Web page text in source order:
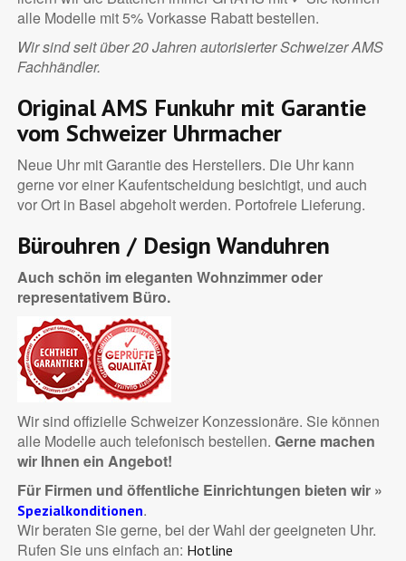
alle Modelle mit 5% Vorkasse Rabatt bestellen.
Wir sind seit über 20 Jahren autorisierter Schweizer AMS
Fachhändler.
Original AMS Funkuhr mit Garantie
vom Schweizer Uhrmacher
Neue Uhr mit Garantie des Herstellers. Die Uhr kann
gerne vor einer Kaufentscheidung besichtigt, und auch
vor Ort in Basel abgeholt werden. Portofreie Lieferung.
Bürouhren / Design Wanduhren
Auch schön im eleganten Wohnzimmer oder
representativem Büro.
Wir sind offizielle Schweizer Konzessionäre. Sie können
alle Modelle auch telefonisch bestellen. Gerne machen
wir Ihnen ein Angebot!
Für Firmen und öffentliche Einrichtungen bieten wir »
Spezialkonditionen.
Wir beraten Sie gerne, bei der Wahl der geeigneten Uhr.
Rufen Sie uns einfach an: Hotline